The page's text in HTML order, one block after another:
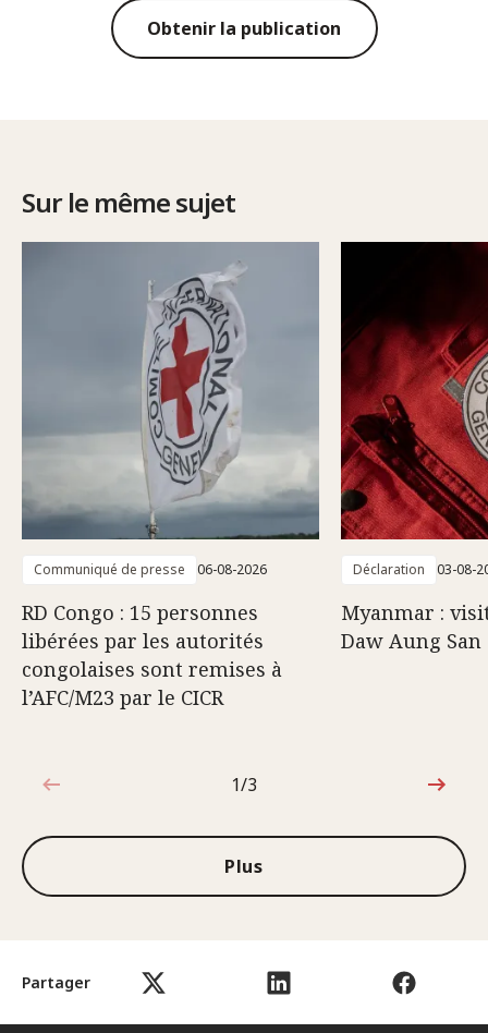
Partager
Obtenir la publication
Sur le même sujet
Communiqué de presse 06-08-2026
RD Congo : 15 personnes
libérées par les autorités
congolaises sont remises à
l’AFC/M23 par le CICR
Déclaration 03-08-
Myanmar :
Daw Aung San
1sur3
1/3
Plus